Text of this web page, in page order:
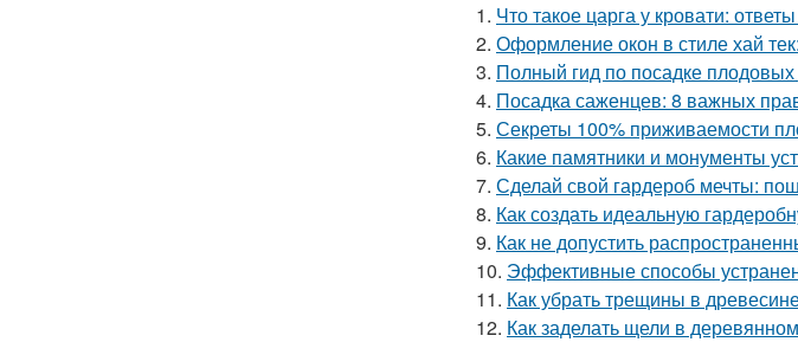
1. Что такое царга у кровати:
2. Оформление окон в стиле хай
3. Полный гид по посадке
4. Посадка саженцев: 8 важных
5. Секреты 100% приживаемости
6. Какие памятники и монументы
7. Сделай свой гардероб мечты:
8. Как создать идеальную
9. Как не допустить
10. Эффективные способы
11. Как убрать трещины в
12. Как заделать щели в